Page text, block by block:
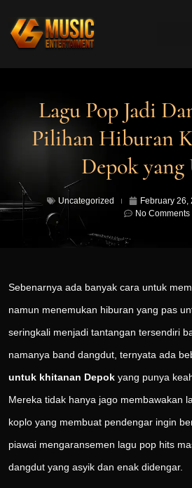
Lagu Pop Jadi
Pilihan Hiburan
Depok
Uncategorized February 26,
No Comments
Sebenarnya ada banyak cara untuk
namun menemukan hiburan yang pas
seringkali menjadi tantangan tersendiri
namanya band dangdut, ternyata ada
untuk khitanan Depok yang punya
Mereka tidak hanya jago membawakan
koplo yang membuat pendengar ingin
piawai mengaransemen lagu pop hits
dangdut yang asyik dan enak didengar.